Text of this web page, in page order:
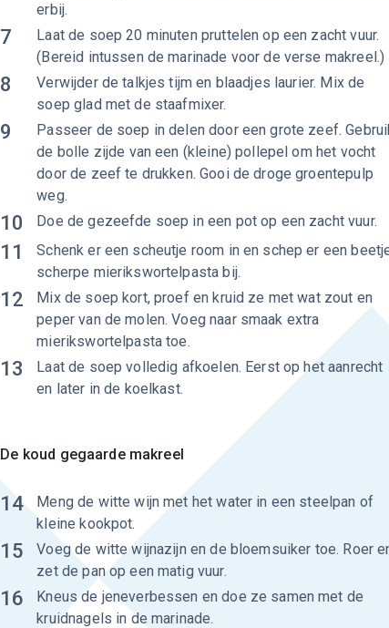
erbij.
7
Laat de soep 20 minuten pruttelen op een zacht vuur.
(Bereid intussen de marinade voor de verse makreel.)
8
Verwijder de talkjes tijm en blaadjes laurier. Mix de
soep glad met de staafmixer.
9
Passeer de soep in delen door een grote zeef.
de bolle zijde van een (kleine) pollepel om het vocht
door de zeef te drukken. Gooi de droge groentepulp
weg.
10 Doe de gezeefde soep in een pot op een zacht vuur.
11
Schenk er een scheutje room in en schep er een
scherpe mierikswortelpasta bij.
12
Mix de soep kort, proef en kruid ze met wat zout en
peper van de molen. Voeg naar smaak extra
mierikswortelpasta toe.
13
Laat de soep volledig afkoelen. Eerst op het aanrecht
en later in de koelkast.
De koud gegaarde makreel
14
Meng de witte wijn met het water in een steelpan of
kleine kookpot.
15
Voeg de witte wijnazijn en de bloemsuiker toe. Roer
zet de pan op een matig vuur.
16
Kneus de jeneverbessen en doe ze samen met de
kruidnagels in de marinade.